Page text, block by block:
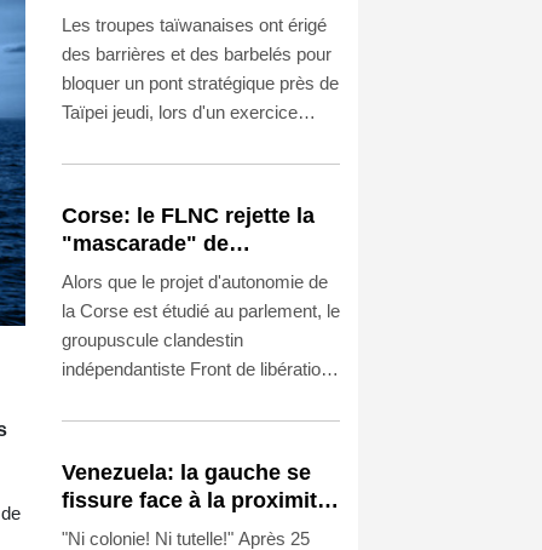
simulation d'une invasion
par la Chine
Les troupes taïwanaises ont érigé
des barrières et des barbelés pour
bloquer un pont stratégique près de
Taïpei jeudi, lors d'un exercice
qui visait à bloquer l'accès à la
Corse: le FLNC rejette la
"mascarade" de
l'autonomie et menace les
"envahisseurs" venant
Alors que le projet d'autonomie de
la Corse est étudié au parlement, le
groupuscule clandestin
indépendantiste Front de libération
Combattants (FLNC-UC) l'a
soutiens, menaçant également les
"envahisseurs" non-corses sur l'île.
Venezuela: la gauche se
fissure face à la proximité
avec les Etats-Unis
"Ni colonie! Ni tutelle!" Après 25